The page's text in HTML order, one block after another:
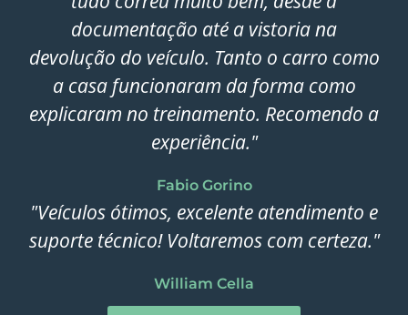
documentação até a vistoria na
devolução do veículo. Tanto o carro como
a casa funcionaram da forma como
explicaram no treinamento. Recomendo a
experiência."
Fabio Gorino
"Veículos ótimos, excelente atendimento e
suporte técnico! Voltaremos com certeza."
William Cella